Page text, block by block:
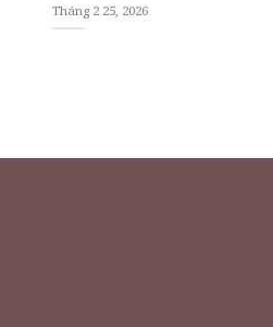
Tháng 2 25, 2026